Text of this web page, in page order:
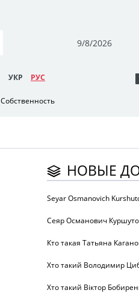
9/8/2026
УКР РУC
Собственность
НОВЫЕ
Seyar Osmanovich
Сеяр Османович
Кто такая Татьяна
Хто такий Володимир
Хто такий Віктор